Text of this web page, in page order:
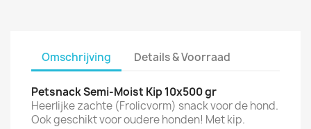
Omschrijving Details & Voorraad
Petsnack Semi-Moist Kip 10x500 gr
Heerlijke zachte (Frolicvorm) snack voor de hond.
Ook geschikt voor oudere honden! Met kip.